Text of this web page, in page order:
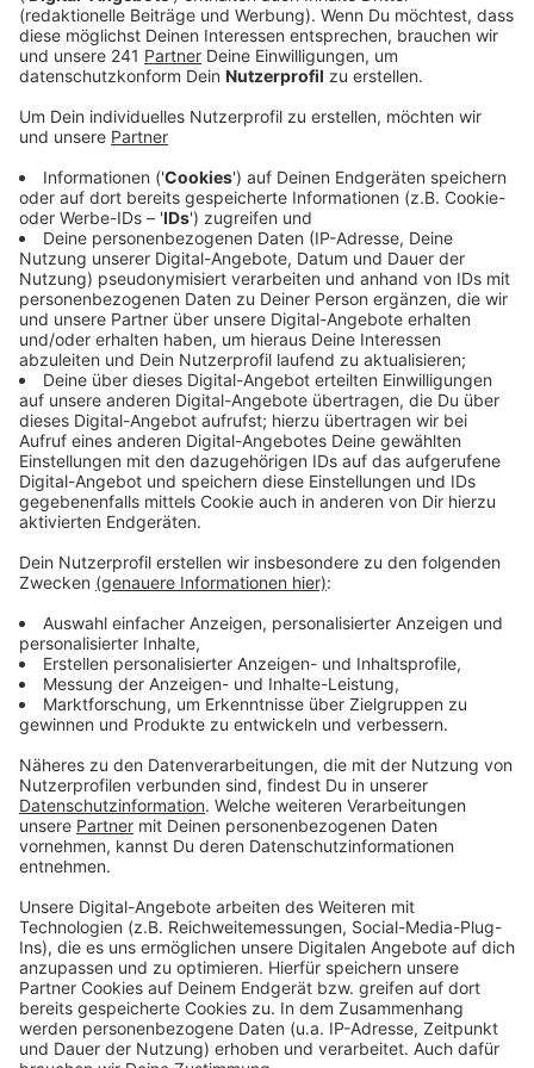
Veröffentlicht:Montag, 25.03.2024 13:59
Anzeige
Zuerst brannte ab etwa 12 Uhr die Ladung eines LKW -
er hatte offenbar Dämmmaterial geladen – der Fahrer
konnte laut Feuerwehr die Ladung noch selbstständig
abladen. Dann kam die Feuerwehr hinzu und löschte die
Platten. Aber die Wasserversorgung vor Ort war nicht
so einfach, deshalb hat die Feuerwehr einen
Pendelverkehr mit Tankfahrzeugen eingerichtet – sie
nutzen die gesperrte Autobahnabfahrt Wißkirchen, um
Wasser an die Einsatzstelle zu bringen. Auch ein
Atemschutzcontainer der Feuerwehr war im Einsatz.
Inzwischen sind die Löscharbeiten abgeschlossen und
es laufen nur noch Aufräumarbeiten. Laut Feuerwehr
gab es zwischenzeitlich die Befürchtung, das
Löschwasser könnte kontaminiert sein, da konnte die
untere Naturschutzbehörde aber Entwarnung geben.
Anschließend gab es zwischen Euskirchen und
Wißkirchen noch einen Auffahrunfall, dabei wurden laut
Autobahnpolizei zwei Personen leicht verletzt. Für die
Bergungsarbeiten musste die Fahrbahn wieder
komplett gesperrt werden, Anschließend wurde der
Verkehr am Unfall vorbeigeleitet.
Anzeige
Anzeige